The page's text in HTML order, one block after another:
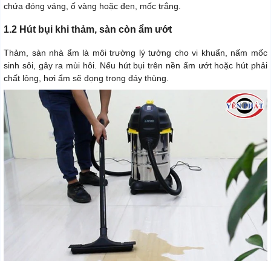
chứa đóng váng, ố vàng hoặc đen, mốc trắng.
1.2 Hút bụi khi thảm, sàn còn ẩm ướt
Thảm, sàn nhà ẩm là môi trường lý tưởng cho vi khuẩn, nấm mốc
sinh sôi, gây ra mùi hôi. Nếu hút bụi trên nền ẩm ướt hoặc hút phải
chất lỏng, hơi ẩm sẽ đọng trong đáy thùng.